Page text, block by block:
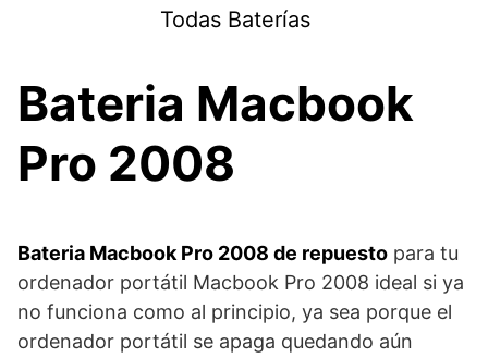
Todas Baterías
Bateria Macbook
Pro 2008
Bateria Macbook Pro 2008 de repuesto para tu
ordenador portátil Macbook Pro 2008 ideal si ya
no funciona como al principio, ya sea porque el
ordenador portátil se apaga quedando aún